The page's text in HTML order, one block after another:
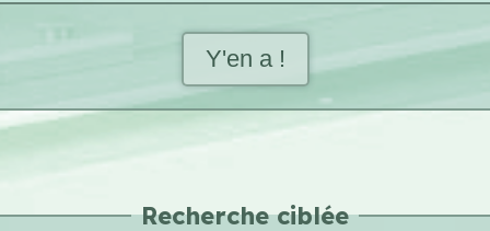
Y'en a !
Recherche ciblée